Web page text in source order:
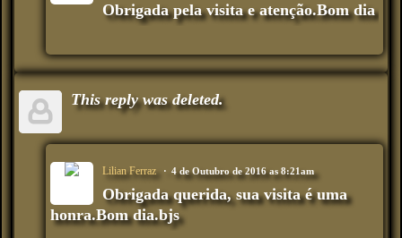
Obrigada pela visita e atenção.Bom dia
This reply was deleted.
Lilian Ferraz 4 de Outubro de 2016 as 8:21am
Obrigada querida, sua visita é uma
honra.Bom dia.bjs